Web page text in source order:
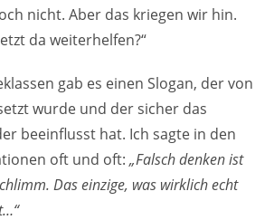
nicht. Aber das kriegen wir hin.
da weiterhelfen?“
gab es einen Slogan, der von
wurde und der sicher das
beeinflusst hat. Ich sagte in den
oft und oft:„Falsch denken ist
Das einzige, was wirklich echt